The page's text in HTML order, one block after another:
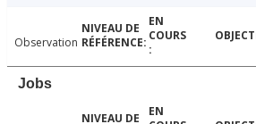
Observation
Jobs